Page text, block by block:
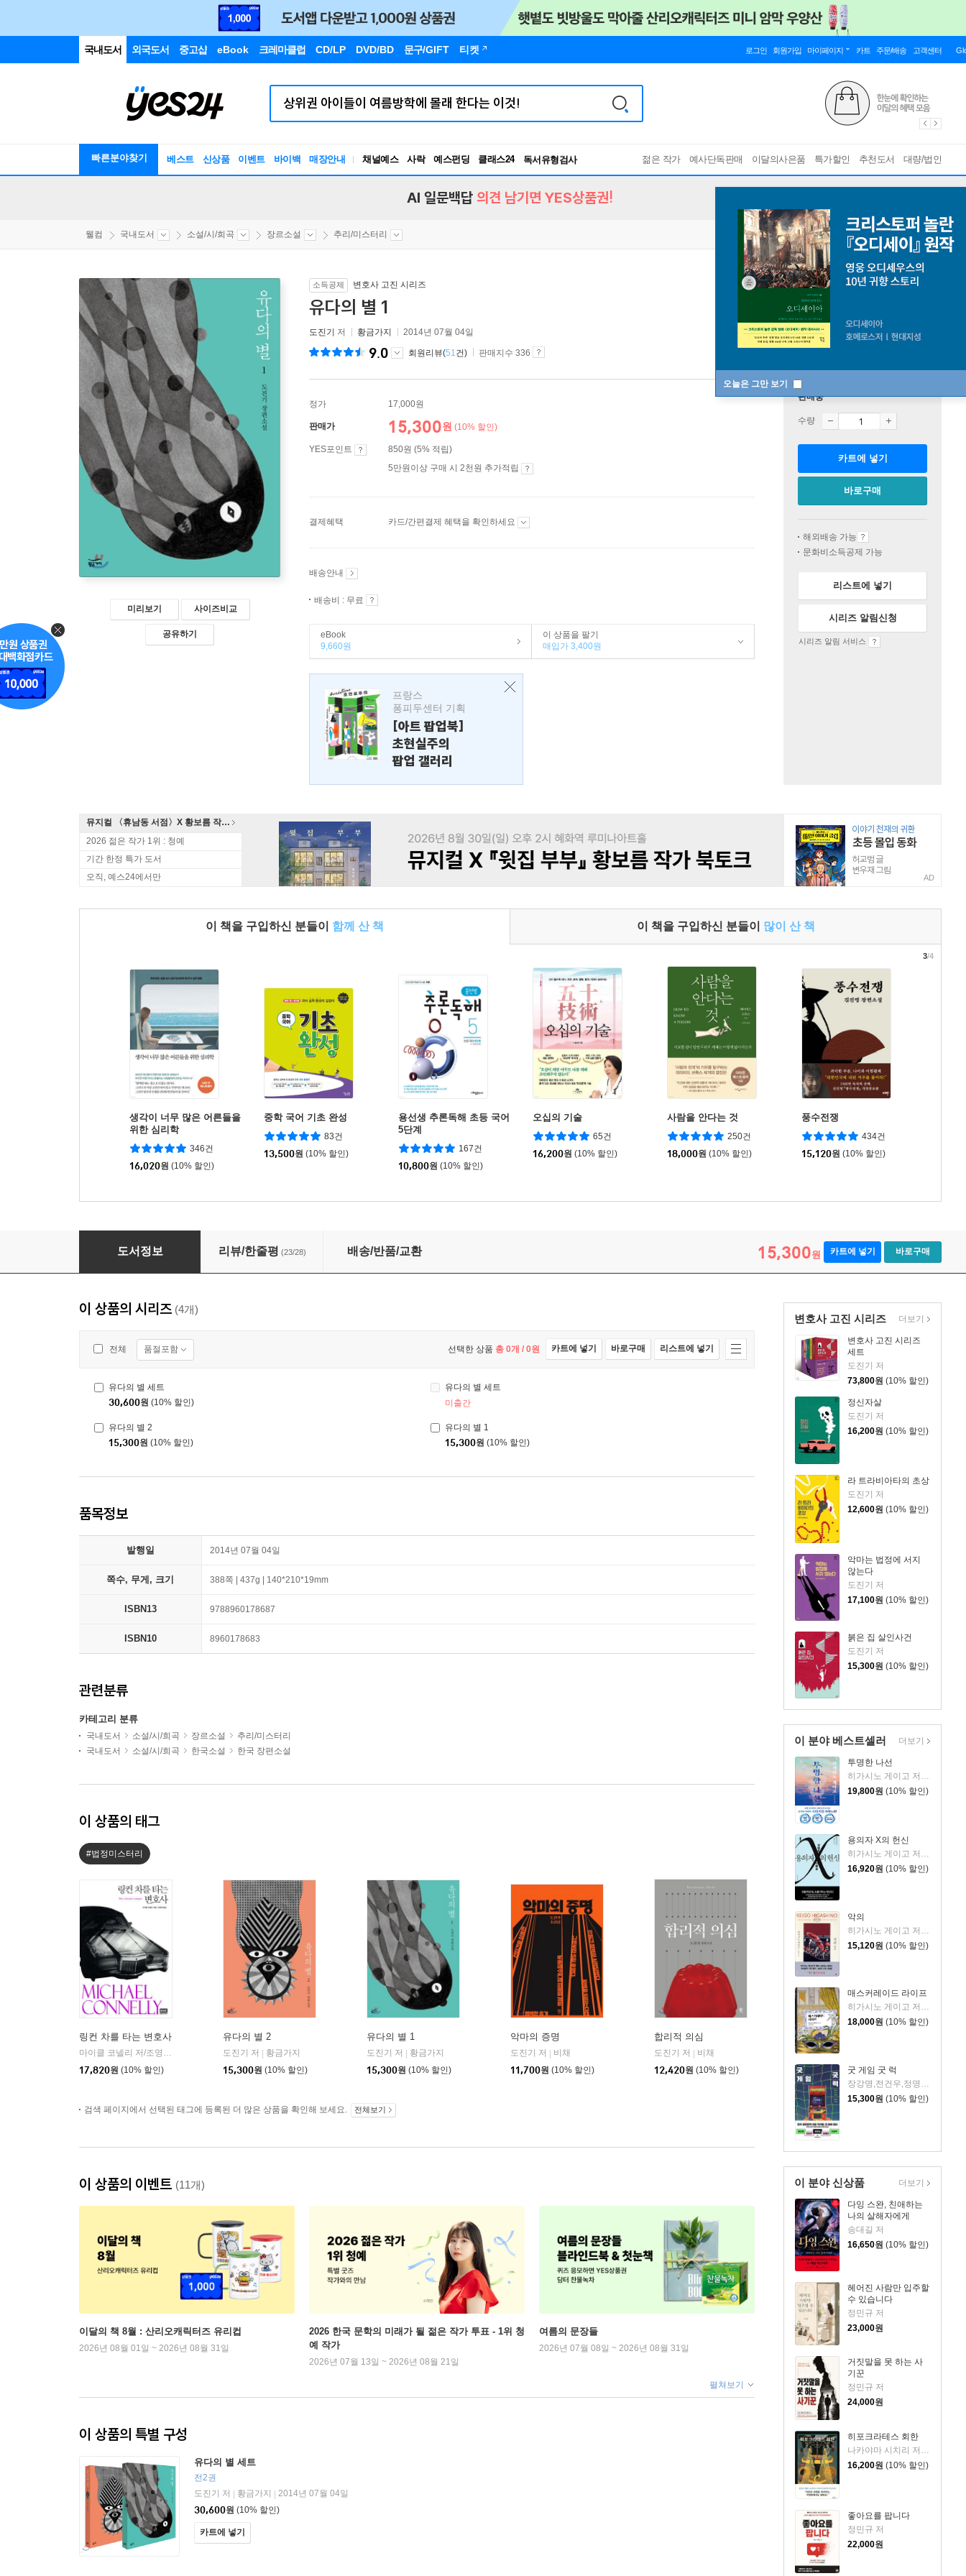
국내도서 외국도서 중고샵 eBook 크레마클럽 CD/LP DVD/BD 문구/GIFT 티켓 로그인 회원가입 마이페이지 카트 주문/배송 고객센터
빠른분야찾기 베스트 신상품 이벤트 바이백 매장안내 채널예스 사락 예스펀딩 클래스24
독서유형검사
RBTI Lab
젊은 작가 예사단독판매 이달의사은품 특가할인 추천도서 대량/법인
오늘은 그만 보기
AI 일문백답 의견 남기면 YES상품권!
웰컴 국내도서 소설/시/희곡 장르소설 추리/미스터리
미리보기 사이즈비교
공유하기
소득공제 변호사 고진 시리즈
유다의 별 1
도진기 저 황금가지 2014년 07월 04일
9.0 회원리뷰(51건) 판매지수 336
정가 17,000원
판매가 15,300원 (10% 할인)
YES포인트
850원 (5% 적립)
5만원이상 구매 시 2천원 추가적립
결제혜택 카드/간편결제 혜택을 확인하세요
배송안내
배송비 : 무료
eBook
9,660원
이 상품을 팔기
매입가 3,400원
프랑스
퐁피두센터 기획
[아트 팝업북]
초현실주의
팝업 갤러리
판매중
수량
카트에 넣기
바로구매
해외배송 가능
문화비소득공제 가능
리스트에 넣기
시리즈 알림신청
시리즈 알림 서비스
뮤지컬 〈휴남동 서점〉X 황보름 작가 북토크
2026 젊은 작가 1위 : 청예
기간 한정 특가 도서
오직, 예스24에서만
AD
이 책을 구입하신 분들이 함께 산 책 이 책을 구입하신 분들이 많이 산 책
생각이 너무 많은 어른들을
위한 심리학
346건
16,020원 (10% 할인)
중학 국어 기초 완성
83건
13,500원 (10% 할인)
용선생 추론독해 초등 국어
5단계
167건
10,800원 (10% 할인)
오십의 기술
65건
16,200원 (10% 할인)
사람을 안다는 것
250건
18,000원 (10% 할인)
풍수전쟁
434건
15,120원 (10% 할인)
3/4
유다의 별 1
도서정보 리뷰/한줄평 (23/28) 배송/반품/교환 15,300원 카트에 넣기 바로구매
변호사 고진 시리즈
변호사 고진 시리즈
세트
도진기 저
73,800원 (10% 할인)
정신자살
도진기 저
16,200원 (10% 할인)
라 트라비아타의 초상
도진기 저
12,600원 (10% 할인)
악마는 법정에 서지
않는다
도진기 저
17,100원 (10% 할인)
붉은 집 살인사건
도진기 저
15,300원 (10% 할인)
더보기
이 분야 베스트셀러
투명한 나선
히가시노 게이고 저/김선영 역
19,800원 (10% 할인)
용의자 X의 헌신
16,920원 (10% 할인)
악의
히가시노 게이고 저/양윤옥 역
15,120원 (10% 할인)
매스커레이드 라이프
히가시노 게이고 저/김은모 역
18,000원 (10% 할인)
굿 게임 굿 럭
장강명,전건우,정명섭,정해연,조영주 저
15,300원 (10% 할인)
더보기
이 분야 신상품
다잉 스완, 친애하는
나의 살해자에게
송대길 저
16,650원 (10% 할인)
헤어진 사람만 입주할
수 있습니다
정민규 저
23,000원
거짓말을 못 하는 사
기꾼
정민규 저
24,000원
히포크라테스 회한
나카야마 시치리 저/민경욱 역
16,200원 (10% 할인)
좋아요를 팝니다
정민규 저
22,000원
더보기
이 상품의 시리즈 (4개)
전체 품절포함 선택한 상품 총 0개 / 0원 카트에 넣기 바로구매 리스트에 넣기
유다의 별 세트
30,600원 (10% 할인)
유다의 별 세트
미출간
유다의 별 2
15,300원 (10% 할인)
유다의 별 1
15,300원 (10% 할인)
품목정보
발행일 2014년 07월 04일
쪽수, 무게, 크기 388쪽 | 437g | 140*210*19mm
ISBN13 9788960178687
ISBN10 8960178683
관련분류
카테고리 분류
국내도서 소설/시/희곡 장르소설
추리/미스터리
국내도서
소설/시/희곡 한국소설 한국 장편소설
이 상품의 태그
#법정미스터리
링컨 차를 타는 변호사
마이클 코넬리 저/조영학 역
알에이치코리아(RHK)
17,820원 (10% 할인)
유다의 별 2
도진기 저
황금가지
15,300원 (10% 할인)
유다의 별 1
도진기 저
황금가지
15,300원 (10% 할인)
악마의 증명
도진기 저
비채
11,700원 (10% 할인)
합리적 의심
도진기 저
비채
12,420원 (10% 할인)
검색 페이지에서 선택된 태그에 등록된 더 많은 상품을 확인해 보세요. 전체보기
이 상품의 이벤트 (11개)
이달의 책 8월 : 산리오캐릭터즈 유리컵
2026년 08월 01일 ~ 2026년 08월 31일
2026 한국 문학의 미래가 될 젊은 작가 투표 - 1위 청
예 작가
2026년 07월 13일 ~ 2026년 08월 21일
여름의 문장들
2026년 07월 08일 ~ 2026년 08월 31일
펼쳐보기
이 상품의 특별 구성
유다의 별 세트
전2권
도진기 저
황금가지
2014년 07월 04일
30,600원 (10% 할인)
카트에 넣기